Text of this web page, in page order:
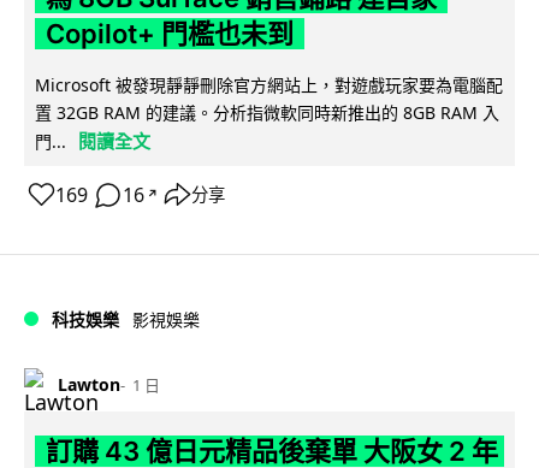
Copilot+ 門檻也未到
Microsoft 被發現靜靜刪除官方網站上，對遊戲玩家要為電腦配
置 32GB RAM 的建議。分析指微軟同時新推出的 8GB RAM 入
門...
閱讀全文
169 16 ↗ 分享
科技娛樂 影視娛樂
Lawton 1 日
訂購 43 億日元精品後棄單 大阪女 2 年